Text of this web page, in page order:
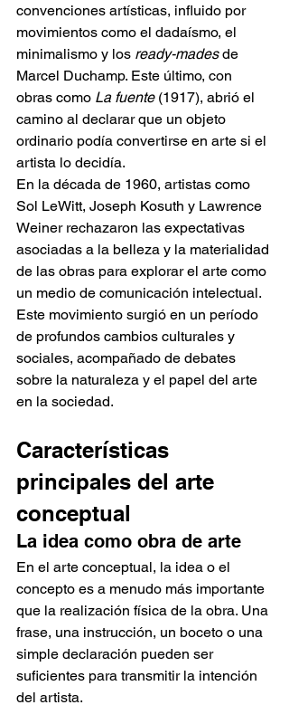
convenciones artísticas, influido por
movimientos como el dadaísmo, el
minimalismo y los ready-mades de
Marcel Duchamp. Este último, con
obras como La fuente (1917), abrió el
camino al declarar que un objeto
ordinario podía convertirse en arte si el
artista lo decidía.
En la década de 1960, artistas como
Sol LeWitt, Joseph Kosuth y Lawrence
Weiner rechazaron las expectativas
asociadas a la belleza y la materialidad
de las obras para explorar el arte como
un medio de comunicación intelectual.
Este movimiento surgió en un período
de profundos cambios culturales y
sociales, acompañado de debates
sobre la naturaleza y el papel del arte
en la sociedad.
Características
principales del arte
conceptual
La idea como obra de arte
En el arte conceptual, la idea o el
concepto es a menudo más importante
que la realización física de la obra. Una
frase, una instrucción, un boceto o una
simple declaración pueden ser
suficientes para transmitir la intención
del artista.